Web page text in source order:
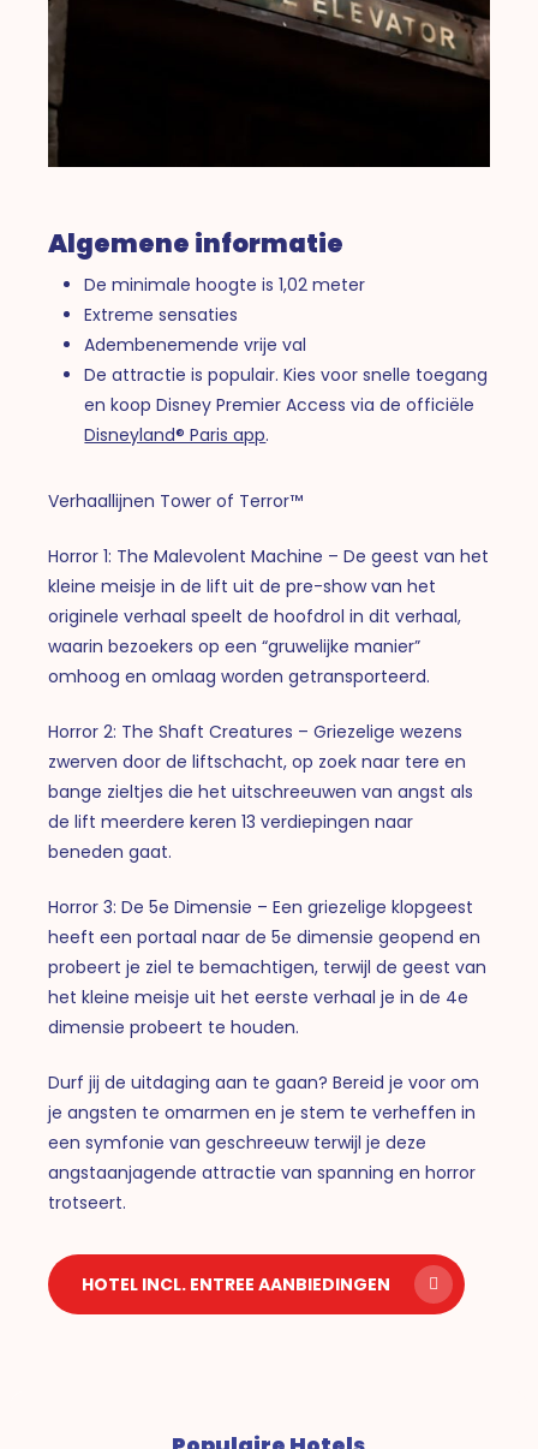
Algemene informatie
De minimale hoogte is 1,02 meter
Extreme sensaties
Adembenemende vrije val
De attractie is populair. Kies voor snelle toegang
en koop Disney Premier Access via de officiële
Disneyland® Paris app.
Verhaallijnen Tower of Terror™
Horror 1: The Malevolent Machine – De geest van het
kleine meisje in de lift uit de pre-show van het
originele verhaal speelt de hoofdrol in dit verhaal,
waarin bezoekers op een “gruwelijke manier”
omhoog en omlaag worden getransporteerd.
Horror 2: The Shaft Creatures – Griezelige wezens
zwerven door de liftschacht, op zoek naar tere en
bange zieltjes die het uitschreeuwen van angst als
de lift meerdere keren 13 verdiepingen naar
beneden gaat.
Horror 3: De 5e Dimensie – Een griezelige klopgeest
heeft een portaal naar de 5e dimensie geopend en
probeert je ziel te bemachtigen, terwijl de geest van
het kleine meisje uit het eerste verhaal je in de 4e
dimensie probeert te houden.
Durf jij de uitdaging aan te gaan? Bereid je voor om
je angsten te omarmen en je stem te verheffen in
een symfonie van geschreeuw terwijl je deze
angstaanjagende attractie van spanning en horror
trotseert.
HOTEL INCL. ENTREE AANBIEDINGEN